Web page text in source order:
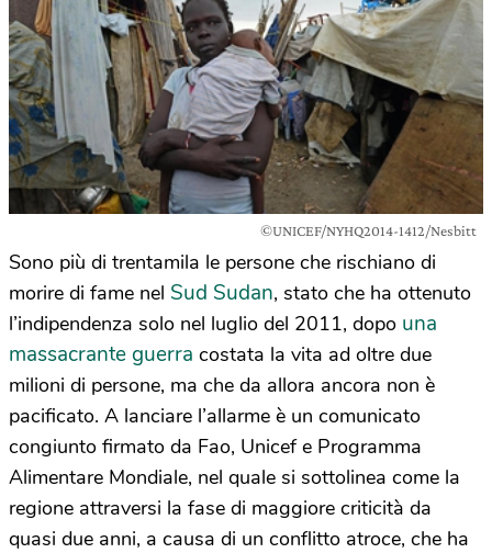
©UNICEF/NYHQ2014-1412/Nesbitt
Sono più di trentamila le persone che rischiano di
morire di fame nel Sud Sudan, stato che ha ottenuto
l’indipendenza solo nel luglio del 2011, dopo una
massacrante guerra costata la vita ad oltre due
milioni di persone, ma che da allora ancora non è
pacificato. A lanciare l’allarme è un comunicato
congiunto firmato da Fao, Unicef e Programma
Alimentare Mondiale, nel quale si sottolinea come la
regione attraversi la fase di maggiore criticità da
quasi due anni, a causa di un conflitto atroce, che ha